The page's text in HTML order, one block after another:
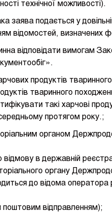
технічної можливості).
заява подається у
відомостей, визначених
відповідати вимогам
продуктів
тваринного
такі харчові
протягом року.;
органом
в державній
органу
до відома оператора
поштовим відправленням);